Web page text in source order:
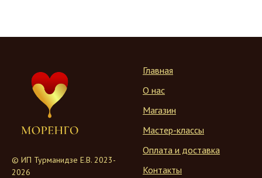
© ИП Турманидзе Е.В. 2023-
2026
Главная
О нас
Магазин
Мастер-классы
Оплата и доставка
Контакты